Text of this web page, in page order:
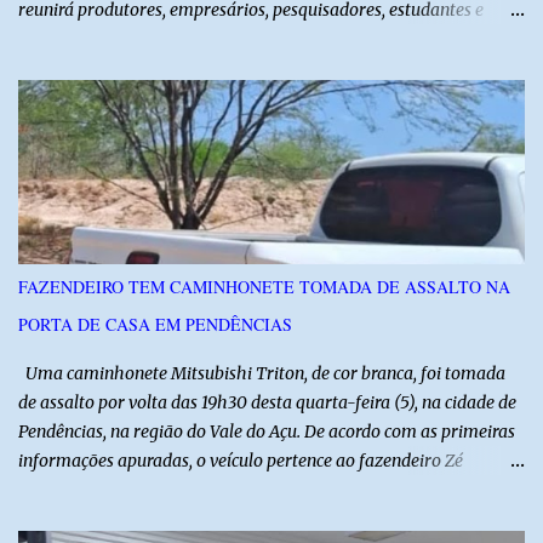
reunirá produtores, empresários, pesquisadores, estudantes e
instituições e tecnologias voltadas ao setor. Além das atividades
técnicas, a feira contará com programação cultural. No dia 20 de
agosto, o público poderá prestigiar o show de humor com Mução,
seguido de apresentação musical de Vê Barreto. A Frut & Tec
reforça a importância do Distrito de Irrigação do Baixo Açu como
referência na fruticultura irrigada, promovendo conhecimento,
inovação e oportunidades para o desenvolvimento do agronegócio
potiguar. @associacaodiba
FAZENDEIRO TEM CAMINHONETE TOMADA DE ASSALTO NA
PORTA DE CASA EM PENDÊNCIAS
Uma caminhonete Mitsubishi Triton, de cor branca, foi tomada
de assalto por volta das 19h30 desta quarta-feira (5), na cidade de
Pendências, na região do Vale do Açu. De acordo com as primeiras
informações apuradas, o veículo pertence ao fazendeiro Zé